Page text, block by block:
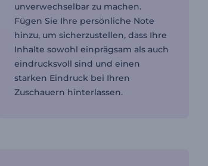
unverwechselbar zu machen.
Fügen Sie Ihre persönliche Note
hinzu, um sicherzustellen, dass Ihre
Inhalte sowohl einprägsam als auch
eindrucksvoll sind und einen
starken Eindruck bei Ihren
Zuschauern hinterlassen.